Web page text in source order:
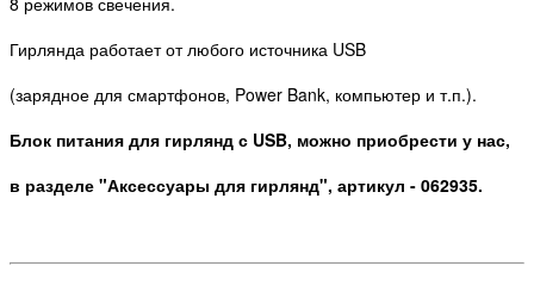
Гирлянда работает от любого источника USB
(зарядное для смартфонов, Power Bank, компьютер и т.п.).
Блок питания для гирлянд с USB, можно приобрести у нас,
в разделе "Аксессуары для гирлянд", артикул - 062935.